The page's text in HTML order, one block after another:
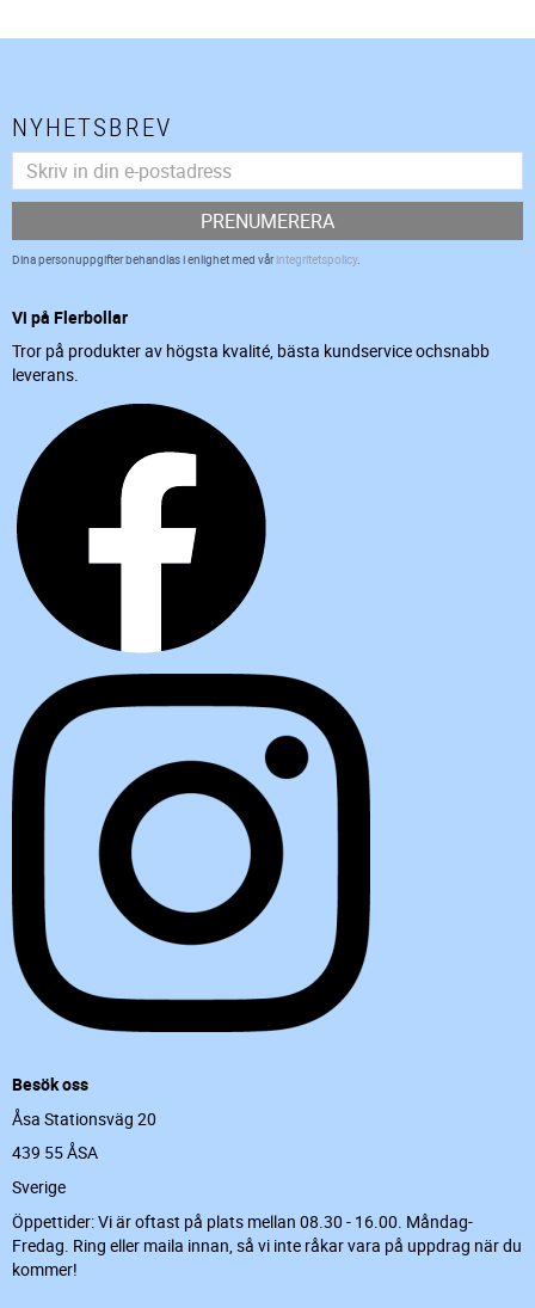
NYHETSBREV
PRENUMERERA
Dina personuppgifter behandlas i enlighet med vårintegritetspolicy.
Vi på Flerbollar
Tror på produkter av högsta kvalité, bästa kundservice ochsnabb
leverans.
Besök oss
Åsa Stationsväg 20
439 55 ÅSA
Sverige
Öppettider: Vi är oftast på plats mellan 08.30 - 16.00. Måndag-
Fredag. Ring eller maila innan, så vi inte råkar vara på uppdrag när du
kommer!